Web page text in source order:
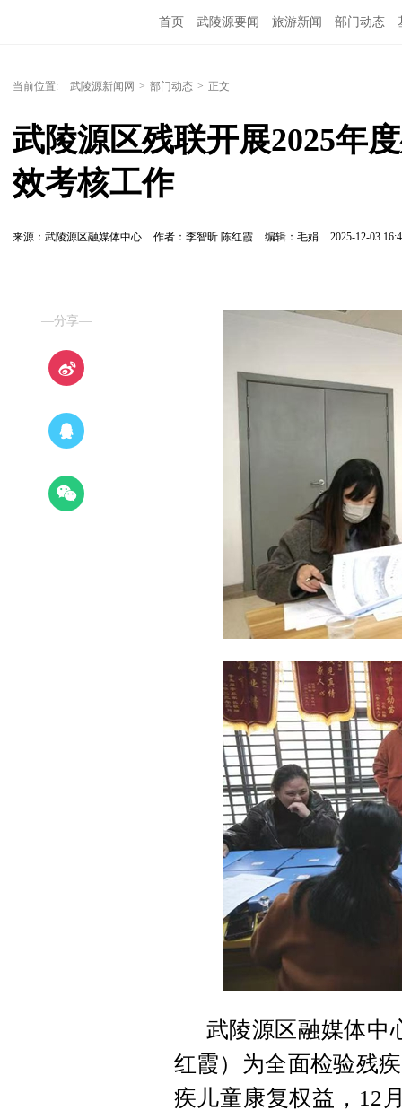
首页 武陵源要闻 旅游新闻 部门动态
当前位置: 武陵源新闻网 > 部门动态 > 正文
武陵源区残联开展2025年
效考核工作
来源：​武陵源区融媒体中心 作者：李智昕 陈红霞 编辑：毛娟 2025-12-03
—分享—
武陵源区融媒体中
红霞）为全面检验残
疾儿童康复权益，12